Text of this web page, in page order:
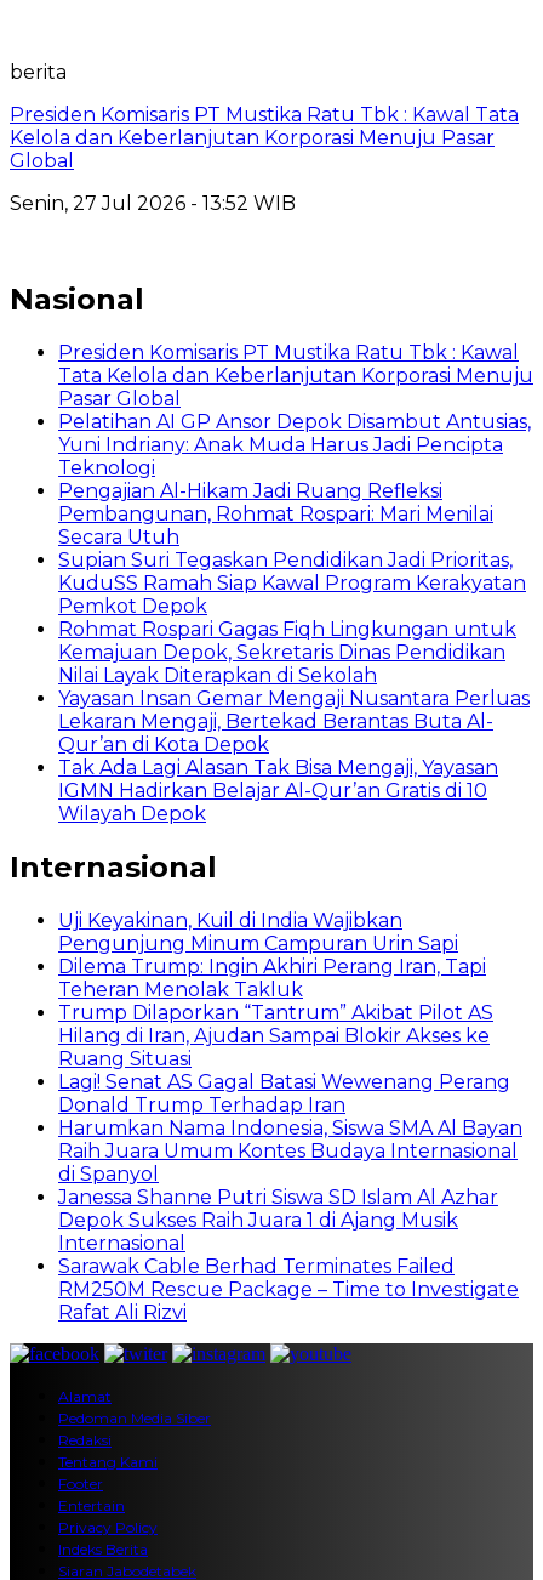
berita
Presiden Komisaris PT Mustika Ratu Tbk : Kawal Tata
Kelola dan Keberlanjutan Korporasi Menuju Pasar
Global
Senin, 27 Jul 2026 - 13:52 WIB
Nasional
Presiden Komisaris PT Mustika Ratu Tbk : Kawal
Tata Kelola dan Keberlanjutan Korporasi Menuju
Pasar Global
Pelatihan AI GP Ansor Depok Disambut Antusias,
Yuni Indriany: Anak Muda Harus Jadi Pencipta
Teknologi
Pengajian Al-Hikam Jadi Ruang Refleksi
Pembangunan, Rohmat Rospari: Mari Menilai
Secara Utuh
Supian Suri Tegaskan Pendidikan Jadi Prioritas,
KuduSS Ramah Siap Kawal Program Kerakyatan
Pemkot Depok
Rohmat Rospari Gagas Fiqh Lingkungan untuk
Kemajuan Depok, Sekretaris Dinas Pendidikan
Nilai Layak Diterapkan di Sekolah
Yayasan Insan Gemar Mengaji Nusantara Perluas
Lekaran Mengaji, Bertekad Berantas Buta Al-
Qur’an di Kota Depok
Tak Ada Lagi Alasan Tak Bisa Mengaji, Yayasan
IGMN Hadirkan Belajar Al-Qur’an Gratis di 10
Wilayah Depok
Internasional
Uji Keyakinan, Kuil di India Wajibkan
Pengunjung Minum Campuran Urin Sapi
Dilema Trump: Ingin Akhiri Perang Iran, Tapi
Teheran Menolak Takluk
Trump Dilaporkan “Tantrum” Akibat Pilot AS
Hilang di Iran, Ajudan Sampai Blokir Akses ke
Ruang Situasi
Lagi! Senat AS Gagal Batasi Wewenang Perang
Donald Trump Terhadap Iran
Harumkan Nama Indonesia, Siswa SMA Al Bayan
Raih Juara Umum Kontes Budaya Internasional
di Spanyol
Janessa Shanne Putri Siswa SD Islam Al Azhar
Depok Sukses Raih Juara 1 di Ajang Musik
Internasional
Sarawak Cable Berhad Terminates Failed
RM250M Rescue Package – Time to Investigate
Rafat Ali Rizvi
Alamat
Pedoman Media Siber
Redaksi
Tentang Kami
Footer
Entertain
Privacy Policy
Indeks Berita
Siaran Jabodetabek